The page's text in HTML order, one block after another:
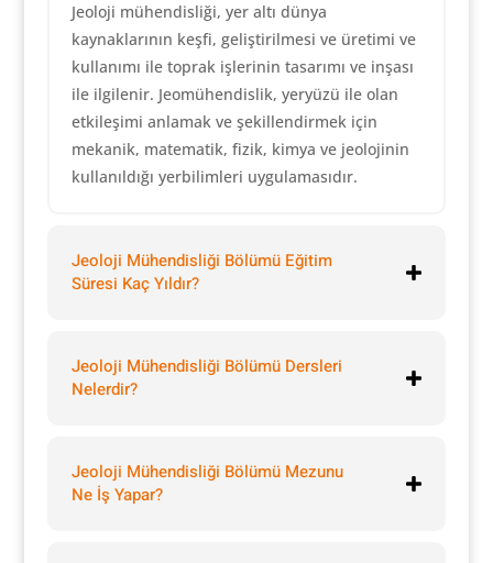
Jeoloji mühendisliği, yer altı dünya
kaynaklarının keşfi, geliştirilmesi ve üretimi ve
kullanımı ile toprak işlerinin tasarımı ve inşası
ile ilgilenir. Jeomühendislik, yeryüzü ile olan
etkileşimi anlamak ve şekillendirmek için
mekanik, matematik, fizik, kimya ve jeolojinin
kullanıldığı yerbilimleri uygulamasıdır.
Jeoloji Mühendisliği Bölümü Eğitim
Süresi Kaç Yıldır?
Jeoloji Mühendisliği Bölümü Dersleri
Nelerdir?
Jeoloji Mühendisliği Bölümü Mezunu
Ne İş Yapar?